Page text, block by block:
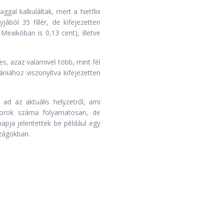
kalkuláltak, mert a Netflix
35 fillér, de kifejezetten
is 0,13 cent), illetve
azaz valamivel több, mint fél
viszonyítva kifejezetten
az aktuális helyzetről, ami
száma folyamatosan, de
jelentettek be például egy